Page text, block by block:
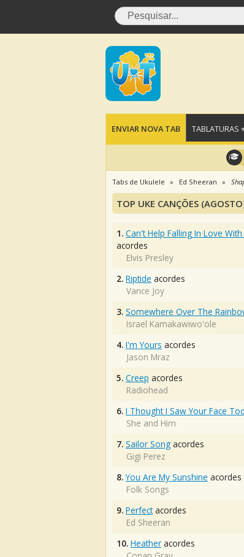
ENVIAR NOVA TAB TABLATURAS
Tabs de Ukulele Ed Sheeran
TOP UKE CANÇÕES
1. Can't Help Falling In Love With
acordes
Elvis Presley
2. Riptide acordes
Vance Joy
3. Somewhere Over The
Israel Kamakawiwo'ole
4. I'm Yours acordes
Jason Mraz
5. Creep acordes
Radiohead
6. I Thought I Saw Your Face
She and Him
7. Sailor Song acordes
Gigi Perez
8. You Are My Sunshine acordes
Folk Songs
9. Perfectacordes
Ed Sheeran
10. Heather acordes